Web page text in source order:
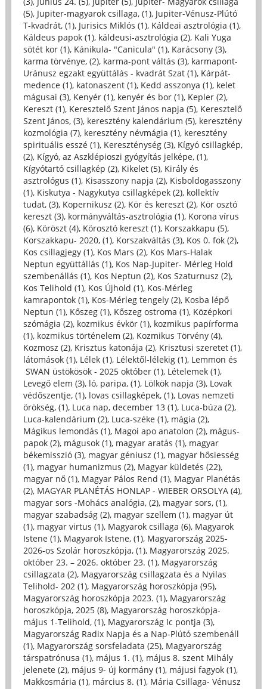
(5), Jupiter-magyarok csillaga, (1), Jupiter-Vénusz-Plútó
T-kvadrát, (1), Jurisics Miklós (1), Káldeai asztrológia (1),
Káldeus papok (1), káldeusi-asztrológia (2), Kali Yuga
sötét kor (1), Kánikula- "Canicula" (1), Karácsony (3),
karma törvénye, (2), karma-pont váltás (3), karmapont-
Uránusz egzakt együttálás - kvadrát Szat (1), Kárpát-
medence (1), katonaszent (1), Kedd asszonya (1), kelet
mágusai (3), Kenyér (1), kenyér és bor (1), Kepler (2),
Kereszt (1), Keresztelő Szent János napja (5), Keresztelő
Szent János, (3), keresztény kalendárium (5), keresztény
kozmológia (7), keresztény névmágia (1), keresztény
spirituális esszé (1), Kereszténység (3), Kígyó csillagkép,
(2), Kígyó, az Aszklépioszi gyógyítás jelképe, (1),
Kígyótartó csillagkép (2), Kikelet (5), Király és
asztrológus (1), Kisasszony napja (2), Kisboldogasszony
(1), Kiskutya - Nagykutya csillagképek (2), kollektív
tudat, (3), Kopernikusz (2), Kör és kereszt (2), Kör osztó
kereszt (3), kormányváltás-asztrológia (1), Korona vírus
(6), Köröszt (4), Körosztó kereszt (1), Korszakkapu (5),
Korszakkapu- 2020, (1), Korszakváltás (3), Kos 0. fok (2),
Kos csillagjegy (1), Kos Mars (2), Kos Mars-Halak
Neptun együttállás (1), Kos Nap-Jupiter- Mérleg Hold
szembenállás (1), Kos Neptun (2), Kos Szaturnusz (2),
Kos Telihold (1), Kos Újhold (1), Kos-Mérleg
kamrapontok (1), Kos-Mérleg tengely (2), Kosba lépő
Neptun (1), Kőszeg (1), Kőszeg ostroma (1), Középkori
szómágia (2), kozmikus évkör (1), kozmikus papírforma
(1), kozmikus történelem (2), Kozmikus Törvény (4),
Kozmosz (2), Krisztus katonája (2), Krisztusi szeretet (1),
látomások (1), Lélek (1), Lélektől-lélekig (1), Lemmon és
SWAN üstökösök - 2025 október (1), Lételemek (1),
Levegő elem (3), ló, paripa, (1), Lölkök napja (3), Lovak
védőszentje, (1), lovas csillagképek, (1), Lovas nemzeti
örökség, (1), Luca nap, december 13 (1), Luca-búza (2),
Luca-kalendárium (2), Luca-széke (1), mágia (2),
Mágikus lemondás (1), Magoi apo anatolon (2), mágus-
papok (2), mágusok (1), magyar aratás (1), magyar
békemisszió (3), magyar géniusz (1), magyar hősiesség
(1), magyar humanizmus (2), Magyar küldetés (22),
magyar nő (1), Magyar Pálos Rend (1), Magyar Planétás
(2), MAGYAR PLANÉTÁS HONLAP - WIEBER ORSOLYA (4),
magyar sors -Mohács analógia, (2), magyar sors, (1),
magyar szabadság (2), magyar szellem (1), magyar út
(1), magyar virtus (1), Magyarok csillaga (6), Magyarok
Istene (1), Magyarok Istene, (1), Magyarország 2025-
2026-os Szolár horoszkópja, (1), Magyarország 2025.
október 23. – 2026. október 23. (1), Magyarország
csillagzata (2), Magyarország csillagzata és a Nyilas
Telihold- 202 (1), Magyarország horoszkópja (95),
Magyarország horoszkópja 2023. (1), Magyarország
horoszkópja, 2025 (8), Magyarország horoszkópja-
május 1-Telihold, (1), Magyarország Ic pontja (3),
Magyarország Radix Napja és a Nap-Plútó szembenáll
(1), Magyarország sorsfeladata (25), Magyarország
társpatrónusa (1), május 1. (1), május 8. szent Mihály
jelenete (2), május 9- új kormány (1), májusi fagyok (1),
Makkosmária (1), március 8. (1), Mária Csillaga- Vénusz